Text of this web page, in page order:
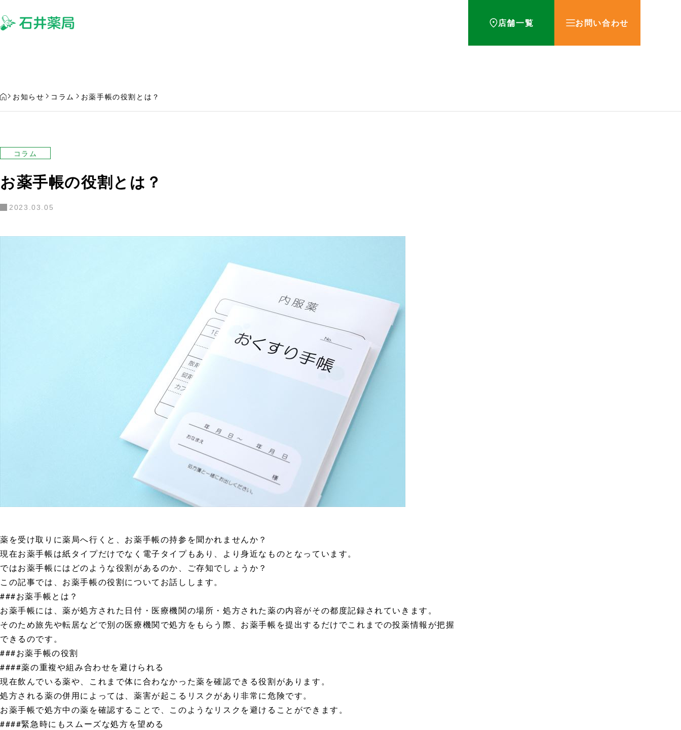
店舗一覧 お問い合わせ
欲しい処方薬を置いていない場合
処方薬の受け取りを本人以外がす
HOME
お知らせ コラム お薬手帳の役割とは？
コラム
お薬手帳の役割とは？
2023.03.05
薬を受け取りに薬局へ行くと、お薬手帳の持参を聞かれませんか？
現在お薬手帳は紙タイプだけでなく電子タイプもあり、より身近なものとなっています。
ではお薬手帳にはどのような役割があるのか、ご存知でしょうか？
この記事では、お薬手帳の役割についてお話しします。
###お薬手帳とは？
お薬手帳には、薬が処方された日付・医療機関の場所・処方された薬の内容がその都度記録されていきます。
そのため旅先や転居などで別の医療機関で処方をもらう際、お薬手帳を提出するだけでこれまでの投薬情報が把握
できるのです。
###お薬手帳の役割
####薬の重複や組み合わせを避けられる
現在飲んでいる薬や、これまで体に合わなかった薬を確認できる役割があります。
処方される薬の併用によっては、薬害が起こるリスクがあり非常に危険です。
お薬手帳で処方中の薬を確認することで、このようなリスクを避けることができます。
####緊急時にもスムーズな処方を望める